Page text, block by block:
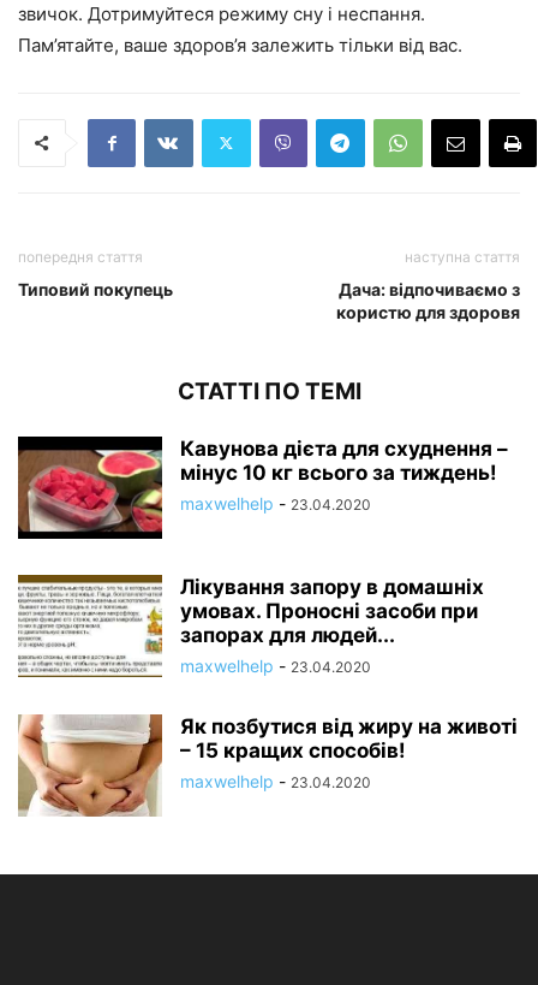
звичок. Дотримуйтеся режиму сну і неспання.
Пам’ятайте, ваше здоров’я залежить тільки від вас.
попередня стаття
Типовий покупець
наступна стаття
Дача: відпочиваємо з
користю для здоровя
СТАТТІ ПО ТЕМІ
Кавунова дієта для схуднення –
мінус 10 кг всього за тиждень!
maxwelhelp - 23.04.2020
Лікування запору в домашніх
умовах. Проносні засоби при
запорах для людей...
maxwelhelp - 23.04.2020
Як позбутися від жиру на животі
– 15 кращих способів!
maxwelhelp - 23.04.2020